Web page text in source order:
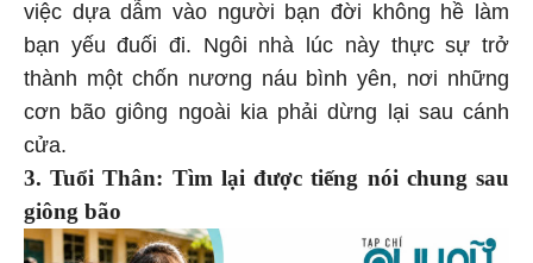
việc dựa dẫm vào người bạn đời không hề làm
bạn yếu đuối đi. Ngôi nhà lúc này thực sự trở
thành một chốn nương náu bình yên, nơi những
cơn bão giông ngoài kia phải dừng lại sau cánh
cửa.
3. Tuổi Thân: Tìm lại được tiếng nói chung sau
giông bão